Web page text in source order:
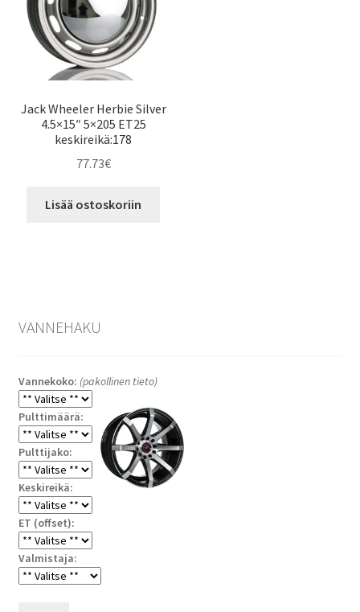
Jack Wheeler Herbie Silver
4.5×15″ 5×205 ET25
keskireikä:178
77.73€
Lisää ostoskoriin
VANNEHAKU
Vannekoko: (pakollinen tieto)
Pulttimäärä:
Pulttijako:
Keskireikä:
ET (offset):
Valmistaja: